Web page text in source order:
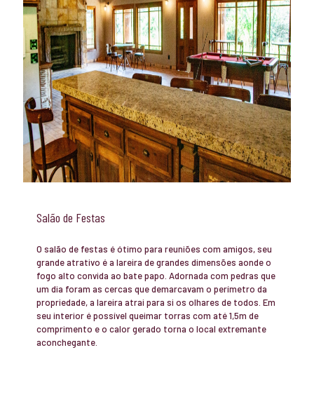
Salão de Festas
O salão de festas é ótimo para reuniões com amigos, seu
grande atrativo é a lareira de grandes dimensões aonde o
fogo alto convida ao bate papo. Adornada com pedras que
um dia foram as cercas que demarcavam o perímetro da
propriedade, a lareira atrai para si os olhares de todos. Em
seu interior é possível queimar torras com até 1,5m de
comprimento e o calor gerado torna o local extremante
aconchegante.